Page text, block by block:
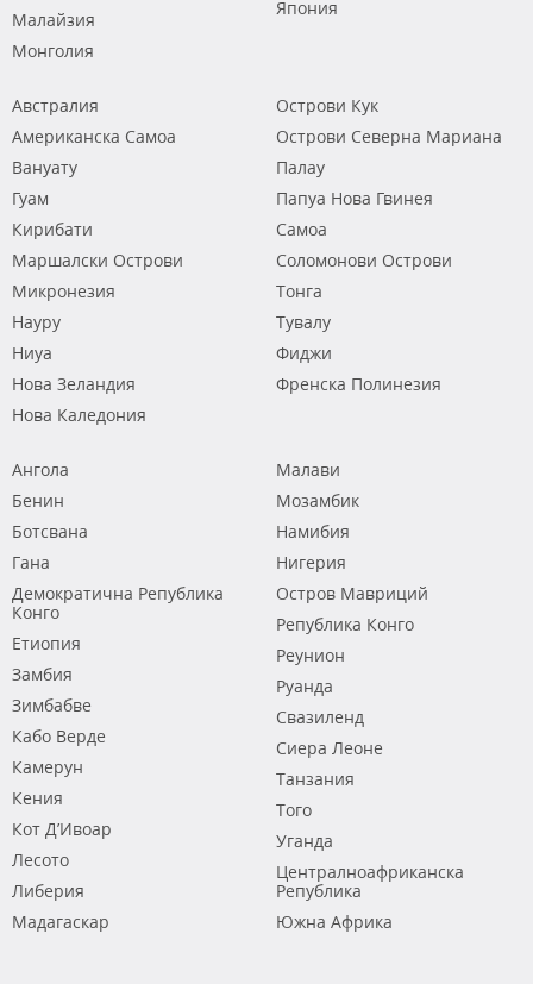
Малайзия
Монголия
Япония
Австралия
Американска Самоа
Вануату
Гуам
Кирибати
Маршалски Острови
Микронезия
Науру
Ниуа
Нова Зеландия
Нова Каледония
Острови Кук
Острови Северна Мариана
Палау
Папуа Нова Гвинея
Самоа
Соломонови Острови
Тонга
Тувалу
Фиджи
Френска Полинезия
Ангола
Бенин
Ботсвана
Гана
Демократична Република
Конго
Етиопия
Замбия
Зимбабве
Кабо Верде
Камерун
Кения
Кот Д’Ивоар
Лесото
Либерия
Мадагаскар
Малави
Мозамбик
Намибия
Нигерия
Остров Мавриций
Република Конго
Реунион
Руанда
Свазиленд
Сиера Леоне
Танзания
Того
Уганда
Централноафриканска
Република
Южна Африка